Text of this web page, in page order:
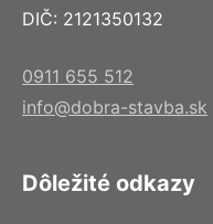
DIČ: 2121350132
0911 655 512
info@dobra-stavba.sk
Dôležité odkazy